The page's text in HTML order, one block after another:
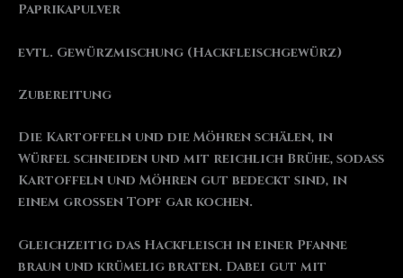
Paprikapulver
evtl. Gewürzmischung (Hackfleischgewürz)
Zubereitung
Die Kartoffeln und die Möhren schälen, in
Würfel schneiden und mit reichlich Brühe, sodass
Kartoffeln und Möhren gut bedeckt sind, in
einem großen Topf gar kochen.
Gleichzeitig das Hackfleisch in einer Pfanne
braun und krümelig braten. Dabei gut mit